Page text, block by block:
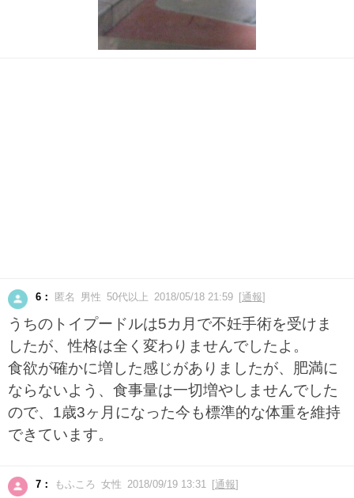
6： 匿名 男性 50代以上 2018/05/18 21:59 [通報]
うちのトイプードルは5カ月で不妊手術を受けま
したが、性格は全く変わりませんでしたよ。
食欲が確かに増した感じがありましたが、肥満に
ならないよう、食事量は一切増やしませんでした
ので、1歳3ヶ月になった今も標準的な体重を維持
できています。
7： もふころ 女性 2018/09/19 13:31 [通報]